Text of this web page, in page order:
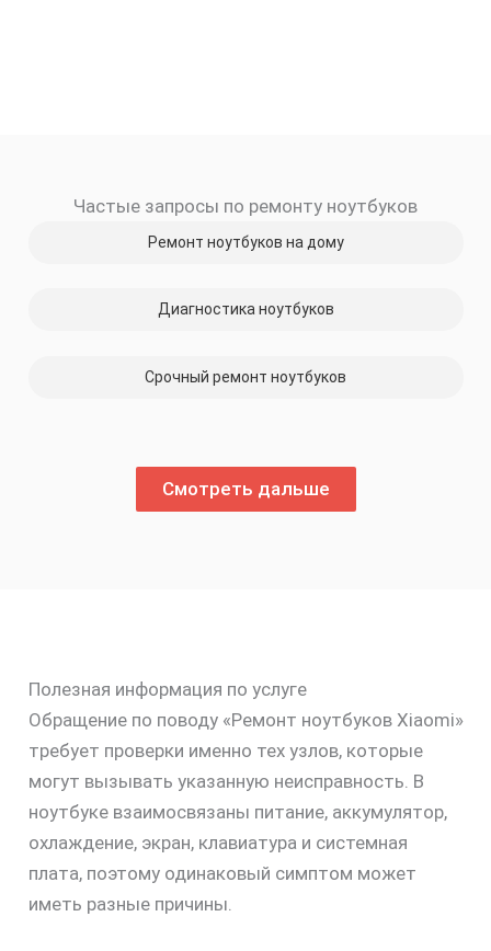
Частые запросы по ремонту ноутбуков
Ремонт ноутбуков на дому
Диагностика ноутбуков
Срочный ремонт ноутбуков
Смотреть дальше
Полезная информация по услуге
Обращение по поводу «Ремонт ноутбуков Xiaomi»
требует проверки именно тех узлов, которые
могут вызывать указанную неисправность. В
ноутбуке взаимосвязаны питание, аккумулятор,
охлаждение, экран, клавиатура и системная
плата, поэтому одинаковый симптом может
иметь разные причины.